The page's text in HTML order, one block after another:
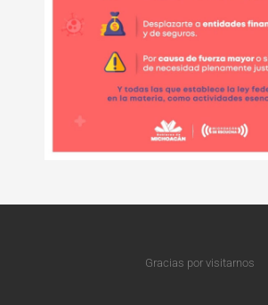
Gracias por visitarnos